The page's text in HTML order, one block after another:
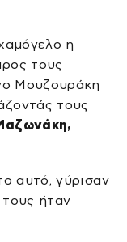
η
τους
Μουζουράκη
τους
αυτό, γύρισαν
ήταν